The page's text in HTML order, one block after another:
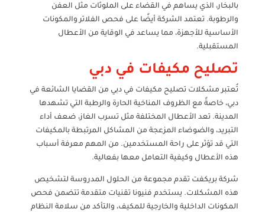
بالبخار، الذي يساهم في القضاء على الملوثات مثل العفن
والرطوبة. تعتمد الشركة أيضًا على فحص الفلاتر والمكونات
الأساسية للأجهزة، مما يساعد في الوقاية من الأعطال
المستقبلية.
تصليح مكيفات في دبي
تُعتبر مشكلات تصليح مكيفات في دبي من القضايا الشائعة في
دبي، خاصةً مع الظروف المناخية الحارة والرطبة التي تشهدها
المدينة. تعد الأعطال المختلفة مثل تسرب الغاز، ضعف أداء
التبريد، والضوضاء المزعجة من المشاكل المرتبطة بالمكيفات
التي قد تؤثر على راحة المستخدمين. من المهم معرفة أسباب
هذه الأعطال وكيفية التعامل معها بفعالية.
شركة بريكفت تقدم مجموعة من الحلول المدروسة لتشخيص
هذه المشكلات. يستخدم فنيونا تقنيات متقدمة تتضمن فحص
المكونات الداخلية والخارجية للمكيف، والتأكد من سلامة النظام